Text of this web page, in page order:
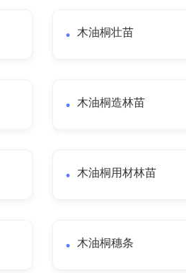
木油桐壮苗
木油桐造林苗
木油桐用材林苗
木油桐穗条